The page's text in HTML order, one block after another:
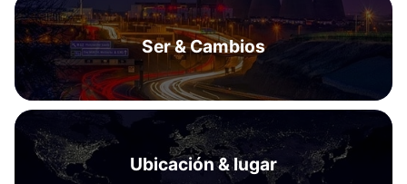
Ser & Cambios
Ubicación & lugar